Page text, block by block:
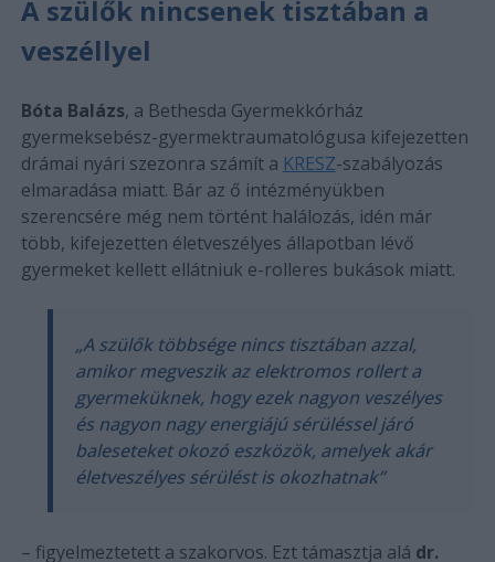
A szülők nincsenek tisztában a
veszéllyel
Bóta Balázs, a Bethesda Gyermekkórház
gyermeksebész-gyermektraumatológusa kifejezetten
drámai nyári szezonra számít a KRESZ-szabályozás
elmaradása miatt. Bár az ő intézményükben
szerencsére még nem történt halálozás, idén már
több, kifejezetten életveszélyes állapotban lévő
gyermeket kellett ellátniuk e-rolleres bukások miatt.
„A szülők többsége nincs tisztában azzal,
amikor megveszik az elektromos rollert a
gyermeküknek, hogy ezek nagyon veszélyes
és nagyon nagy energiájú sérüléssel járó
baleseteket okozó eszközök, amelyek akár
életveszélyes sérülést is okozhatnak”
– figyelmeztetett a szakorvos. Ezt támasztja alá dr.